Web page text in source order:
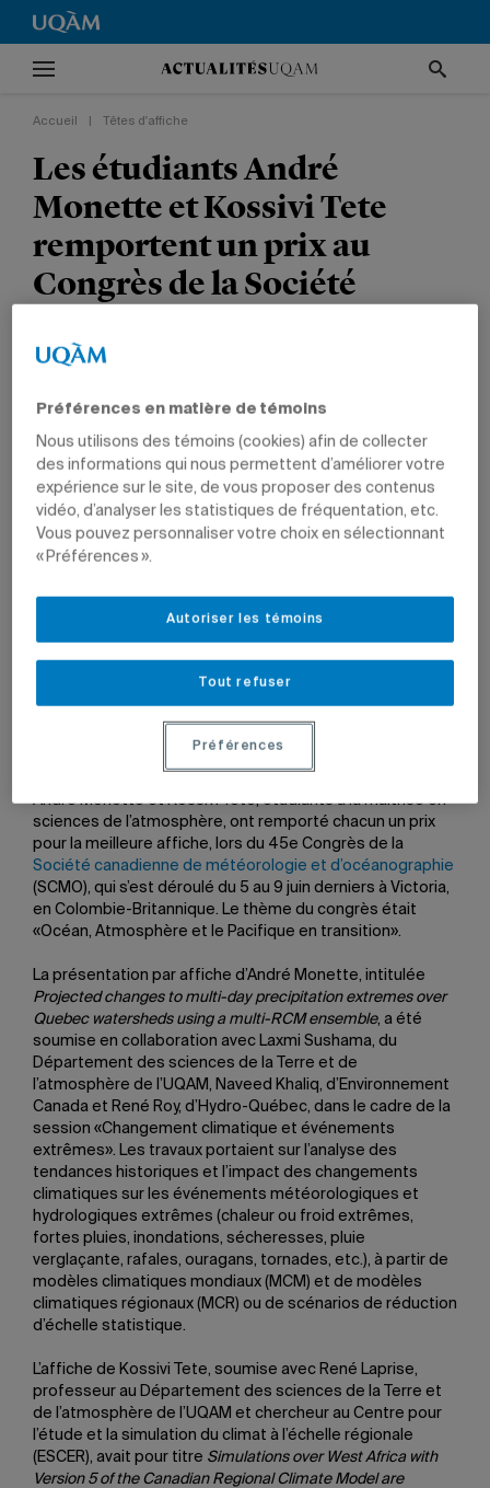
Accueil Têtes d'affiche
Les étudiants André
Monette et Kossivi Tete
remportent un prix au
Congrès de la Société
météorologie et
d’océanographie
TÊTES D'AFFICHE NON CLASSÉ
PRIX ET DISTINCTIONS
SCIENCES
Mis à jour le 7 juin 2022 à 12 h 22
André Monette et Kossivi Tete, étudiants à la maîtrise en
sciences de l’atmosphère, ont remporté chacun un prix
pour la meilleure affiche, lors du 45e Congrès de la
Société canadienne de météorologie et d’océanographie
(SCMO), qui s’est déroulé du 5 au 9 juin derniers à Victoria,
en Colombie-Britannique. Le thème du congrès était
«Océan, Atmosphère et le Pacifique en transition».
La présentation par affiche d’André Monette, intitulée
Projected changes to multi-day precipitation extremes over
Quebec watersheds using a multi-RCM ensemble, a été
soumise en collaboration avec Laxmi Sushama, du
Département des sciences de la Terre et de
l’atmosphère de l’UQAM, Naveed Khaliq, d’Environnement
Canada et René Roy, d’Hydro-Québec, dans le cadre de la
session «Changement climatique et événements
extrêmes». Les travaux portaient sur l’analyse des
tendances historiques et l’impact des changements
climatiques sur les événements météorologiques et
hydrologiques extrêmes (chaleur ou froid extrêmes,
fortes pluies, inondations, sécheresses, pluie
verglaçante, rafales, ouragans, tornades, etc.), à partir de
modèles climatiques mondiaux (MCM) et de modèles
climatiques régionaux (MCR) ou de scénarios de réduction
d’échelle statistique.
L’affiche de Kossivi Tete, soumise avec René Laprise,
professeur au Département des sciences de la Terre et
de l’atmosphère de l’UQAM et chercheur au Centre pour
l’étude et la simulation du climat à l’échelle régionale
(ESCER), avait pour titre Simulations over West Africa with
Version 5 of the Canadian Regional Climate Model are
Préférences en matière de témoins
Nous utilisons des témoins (cookies) afin de collecter
des informations qui nous permettent d’améliorer votre
expérience sur le site, de vous proposer des contenus
vidéo, d’analyser les statistiques de fréquentation, etc.
Vous pouvez personnaliser votre choix en sélectionnant
« Préférences ».
Tout refuser
Autoriser les témoins
Préférences